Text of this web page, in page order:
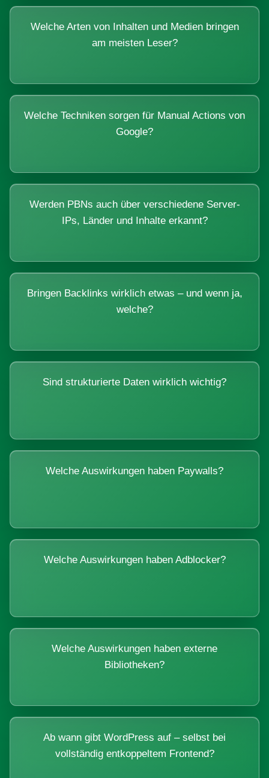
Welche Arten von Inhalten und Medien bringen
am meisten Leser?
Welche Techniken sorgen für Manual Actions von
Google?
Werden PBNs auch über verschiedene Server-
IPs, Länder und Inhalte erkannt?
Bringen Backlinks wirklich etwas – und wenn ja,
welche?
Sind strukturierte Daten wirklich wichtig?
Welche Auswirkungen haben Paywalls?
Welche Auswirkungen haben Adblocker?
Welche Auswirkungen haben externe
Bibliotheken?
Ab wann gibt WordPress auf – selbst bei
vollständig entkoppeltem Frontend?